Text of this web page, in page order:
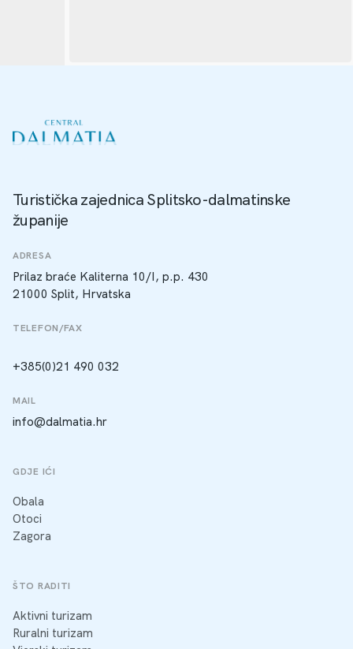
Turistička zajednica Splitsko-dalmatinske
županije
ADRESA
Prilaz braće Kaliterna 10/I, p.p. 430
21000 Split, Hrvatska
TELEFON/FAX
+385(0)21 490 032
MAIL
info@dalmatia.hr
GDJE IĆI
Obala
Otoci
Zagora
ŠTO RADITI
Aktivni turizam
Ruralni turizam